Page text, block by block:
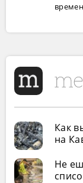
Как
на
Не